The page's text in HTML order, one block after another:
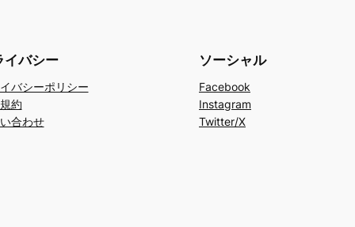
イバシー
バシーポリシー
約
合わせ
ソーシャル
Facebook
Instagram
Twitter/X